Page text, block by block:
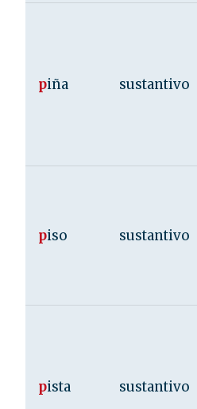
piña sustantivo
piso sustantivo
pista sustantivo